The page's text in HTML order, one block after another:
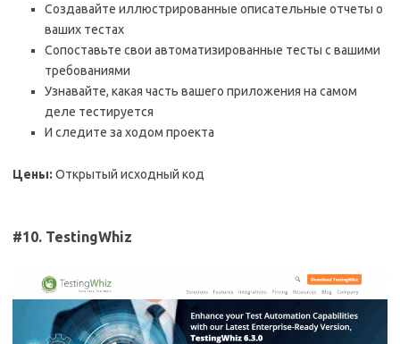
Создавайте иллюстрированные описательные отчеты о
ваших тестах
Сопоставьте свои автоматизированные тесты с вашими
требованиями
Узнавайте, какая часть вашего приложения на самом
деле тестируется
И следите за ходом проекта
Цены: Открытый исходный код
#10. TestingWhiz